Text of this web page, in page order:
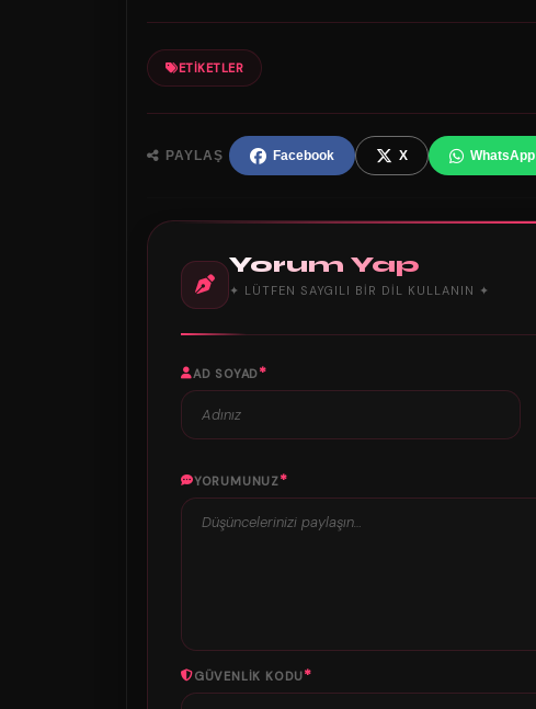
ETIKETLER
PAYLAŞ Facebook X WhatsApp
Yorum Yap
✦ LÜTFEN SAYGILI BIR DIL KULLANIN ✦
AD SOYAD*
YORUMUNUZ*
GÜVENLIK KODU*